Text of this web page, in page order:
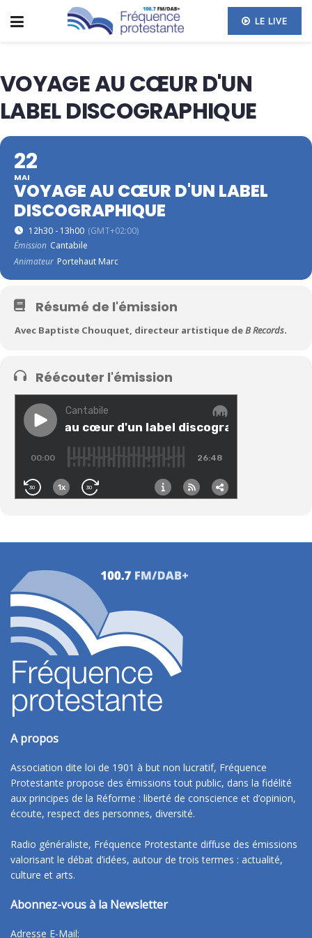
LE LIVE
VOYAGE AU CŒUR D'UN
LABEL DISCOGRAPHIQUE
22
MAI
VOYAGE AU CŒUR D'UN LABEL
DISCOGRAPHIQUE
12h30 - 13h00 (GMT+02:00)
Émission Cantabile
Animateur Portehaut Marc
Résumé de l'émission
Avec Baptiste Chouquet, directeur artistique deB Records.
Réécouter l'émission
A propos
Association dite loi de 1901 à but non lucratif, Fréquence
Protestante propose des émissions tout public, dans la fidélité
aux principes de la Réforme : liberté de conscience et d’opinion,
écoute, respect des personnes, diversité.
Radio généraliste, Fréquence Protestante diffuse des émissions
valorisant le débat d’idées, autour de trois termes : actualité,
culture et arts.
Abonnez-vous à la Newsletter
Adresse E-Mail: